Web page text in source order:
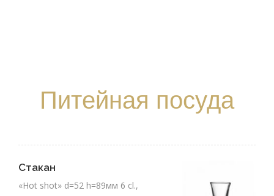
Питейная посуда
Стакан
«Hot shot» d=52 h=89мм 6 cl.,